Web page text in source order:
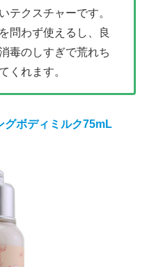
テクスチャーです。
問わず使えるし、良
毒のしすぎで荒れち
くれます。
ボディミルク75mL